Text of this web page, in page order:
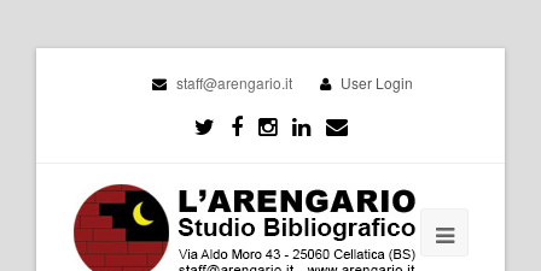
staff@arengario.it User Login